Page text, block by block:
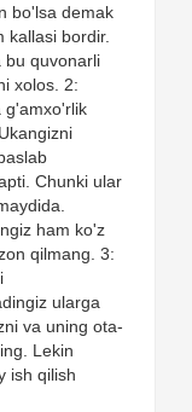
bo'lsa demak
kallasi bordir.
bu quvonarli
xolos. 2:
g'amxo'rlik
Chunki ular
ham ko'z
qilmang. 3:
ularga
va uning ota-
Lekin
ish qilish